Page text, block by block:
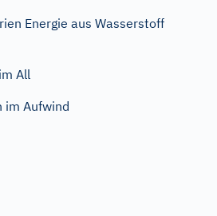
Energie aus Wasserstoff
All
im Aufwind